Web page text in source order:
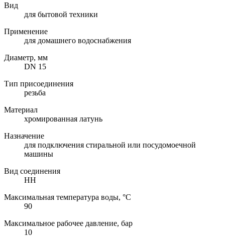
Вид
для бытовой техники
Применение
для домашнего водоснабжения
Диаметр, мм
DN 15
Тип присоединения
резьба
Материал
хромированная латунь
Назначение
для подключения стиральной или посудомоечной
машины
Вид соединения
НН
Максимальная температура воды, °C
90
Максимальное рабочее давление, бар
10